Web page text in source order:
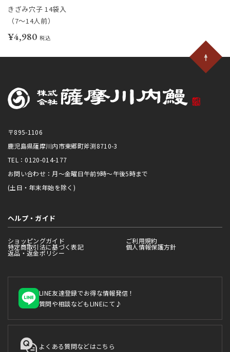
きざみ穴子 14袋入
（7～14人前）
¥4,980 税込
〒895-1106
鹿児島県薩摩川内市東郷町斧渕8710-3
TEL：0120-014-177
お問い合わせ：月～金曜日午前9時～午後5時まで
(土日・年末年始を除く)
ヘルプ・ガイド
ショッピングガイド ご利用規約
特定商取引法に基づく表記 個人情報保護方針
返品・返金ポリシー
LINE友達登録でお得な情報発信！
質問や相談などもLINEにて♪
よくある質問などはこちら